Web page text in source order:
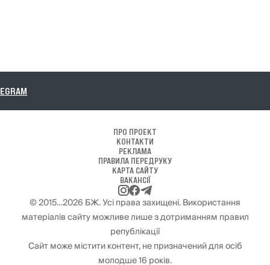
ПРО ПРОЕКТ
КОНТАКТИ
РЕКЛАМА
ПРАВИЛА ПЕРЕДРУКУ
КАРТА САЙТУ
ВАКАНСІЇ
© 2015…2026 БЖ. Усі права захищені. Використання
матеріалів сайту можливе лише з дотриманням правил
републікації
Сайт може містити контент, не призначений для осіб
молодше 16 років.